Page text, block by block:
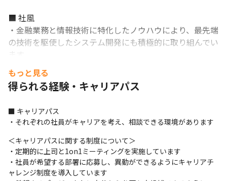
■ 社風
・金融業務と情報技術に特化したノウハウにより、最先端
の技術を駆使したシステム開発にも積極的に取り組んでい
ます
・金融サービスに高度かつ新たな付加価値を生み出し、
SMBCグループの成長をシステムの側面から支えています
・銀行/カード/リース/証券等をはじめとした業務展開に
続けています
・オープンな文化があり、社内図鑑の『JRI
Dictionary』、コミュニケーションプラットフォームの
『ミドりば』など、職種や立場を超えてコミュニケーショ
ンがとりやすい環境があります
・サイバーセキュリティ技術の向上と技術者交流の場をつ
もっと見る
得られる経験・キャリアパス
■ キャリアパス
・それぞれの社員がキャリアを考え、相談できる環境があります
＜キャリアパスに関する制度について＞
・定期的に上司と1on1ミーティングを実施しています
・社員が希望する部署に応募し、異動ができるようにキャリアチ
ャレンジ制度を導入しています